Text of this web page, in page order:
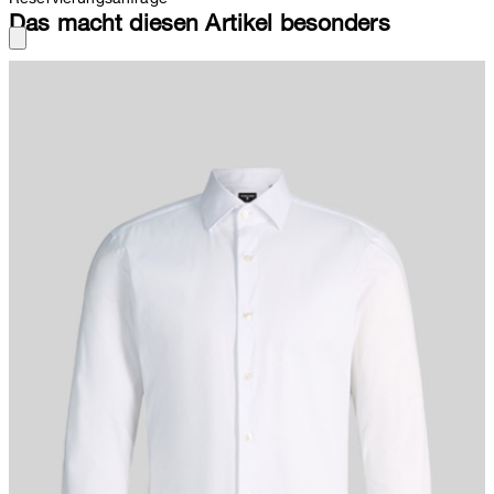
Das macht diesen Artikel besonders